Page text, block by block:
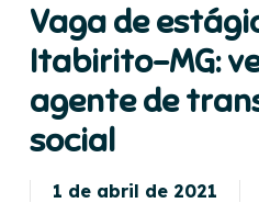
Vaga de
Itabirito-MG:
agente de
social
1 de abril de 2021